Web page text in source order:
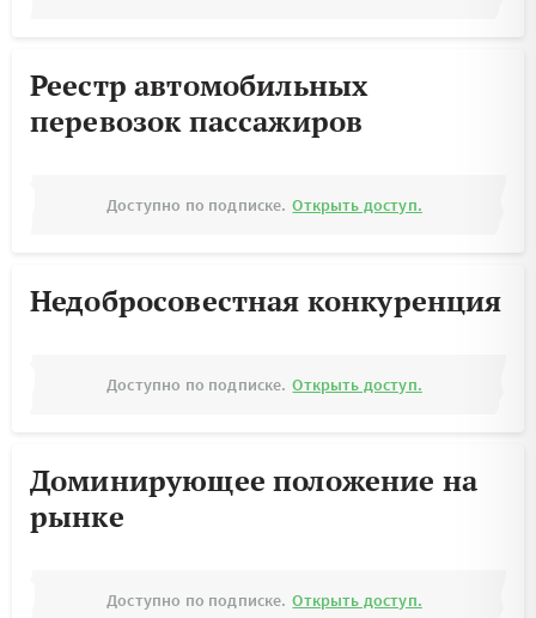
Реестр автомобильных
перевозок пассажиров
Доступно по подписке. Открыть доступ.
Недобросовестная конкуренция
Доступно по подписке. Открыть доступ.
Доминирующее положение на
рынке
Доступно по подписке. Открыть доступ.